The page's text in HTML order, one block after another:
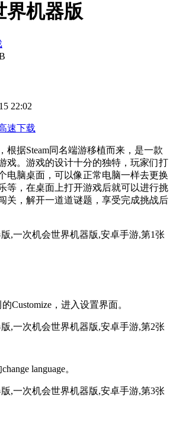
界机器版
22:02
速下载
根据Steam同名端游移植而来，是一款
戏。游戏的设计十分的独特，玩家们打
电脑桌面，可以像正常电脑一样去更换
等，在桌面上打开游戏后就可以进行挑
关，解开一道道谜题，享受完成挑战后
Customize，进入设置界面。
language。